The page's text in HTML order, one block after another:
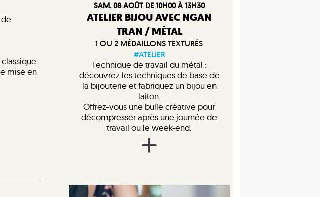
mise en
SAM. 08 AOÛT DE 10H00 À 13H30
ATELIER BIJOU AVEC NGAN
TRAN / MÉTAL
1 OU 2 MÉDAILLONS TEXTURÉS
#ATELIER
Technique de travail du métal :
découvrez les techniques de base de
la bijouterie et fabriquez un bijou en
laiton.
Offrez-vous une bulle créative pour
décompresser après une journée de
travail ou le week-end.